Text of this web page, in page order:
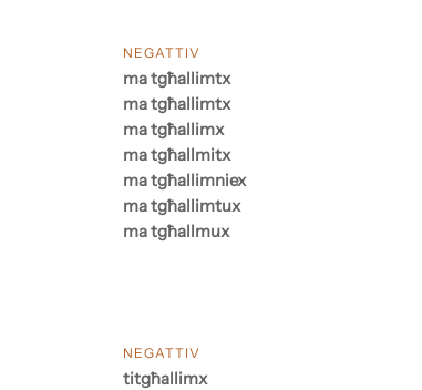
NEGATTIV
ma tgħallimtx
ma tgħallimtx
ma tgħallimx
ma tgħallmitx
ma tgħallimniex
ma tgħallimtux
ma tgħallmux
NEGATTIV
titgħallimx